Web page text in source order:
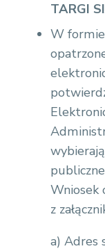
TARGI
W
Wniosek
z
a) Adres